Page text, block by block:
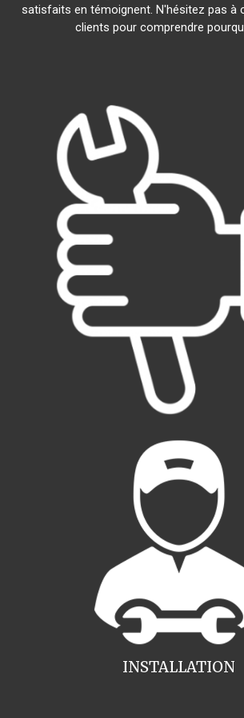
satisfaits en témoignent. N'hésitez pas à
clients pour comprendre
INSTALLATION